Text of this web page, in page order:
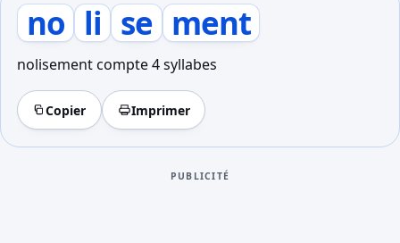
no li se ment
nolisement compte 4 syllabes
Copier Imprimer
PUBLICITÉ